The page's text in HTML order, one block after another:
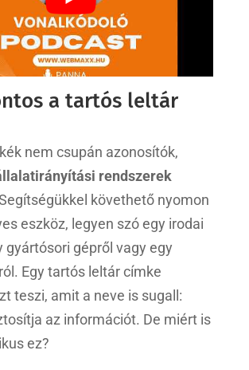
a tartós leltár
nem csupán azonosítók,
rendszerek
követhető nyomon
eszköz, legyen szó egy irodai
gyártósori gépről vagy egy
Egy tartós leltár címke
teszi, amit a neve is sugall:
az információt. De miért is
ez?